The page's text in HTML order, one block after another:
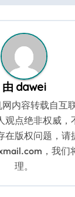
由 dawei
网内容转载自互
观点绝非权威，
在版权问题，请
，我们
理。